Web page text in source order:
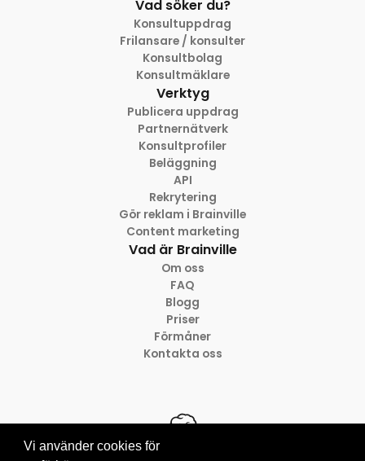
Vad söker du?
Konsultuppdrag
Frilansare / konsulter
Konsultbolag
Konsultmäklare
Verktyg
Publicera uppdrag
Partnernätverk
Konsultprofiler
Beläggning
API
Rekrytering
Gör reklam i Brainville
Content marketing
Vad är Brainville
Om oss
FAQ
Blogg
Priser
Förmåner
Kontakta oss
Vi använder cookies för